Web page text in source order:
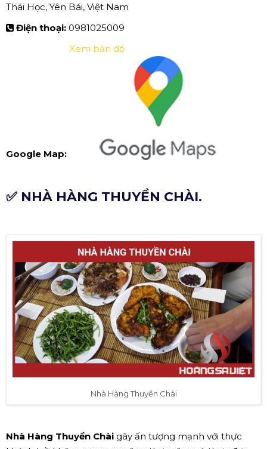
Thái Học, Yên Bái, Việt Nam
Điện thoại: 0981025009
Google Map:
Xem bản đồ
✅ NHÀ HÀNG THUYỀN CHÀI.
Nhà Hàng Thuyền Chài
Nhà Hàng Thuyền Chài gây ấn tượng mạnh với thực